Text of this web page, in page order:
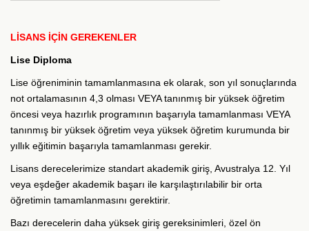
LİSANS İÇİN GEREKENLER
Lise Diploma
Lise öğreniminin tamamlanmasına ek olarak, son yıl sonuçlarında
not ortalamasının 4,3 olması VEYA tanınmış bir yüksek öğretim
öncesi veya hazırlık programının başarıyla tamamlanması VEYA
tanınmış bir yüksek öğretim veya yüksek öğretim kurumunda bir
yıllık eğitimin başarıyla tamamlanması gerekir.
Lisans derecelerimize standart akademik giriş, Avustralya 12. Yıl
veya eşdeğer akademik başarı ile karşılaştırılabilir bir orta
öğretimin tamamlanmasını gerektirir.
Bazı derecelerin daha yüksek giriş gereksinimleri, özel ön